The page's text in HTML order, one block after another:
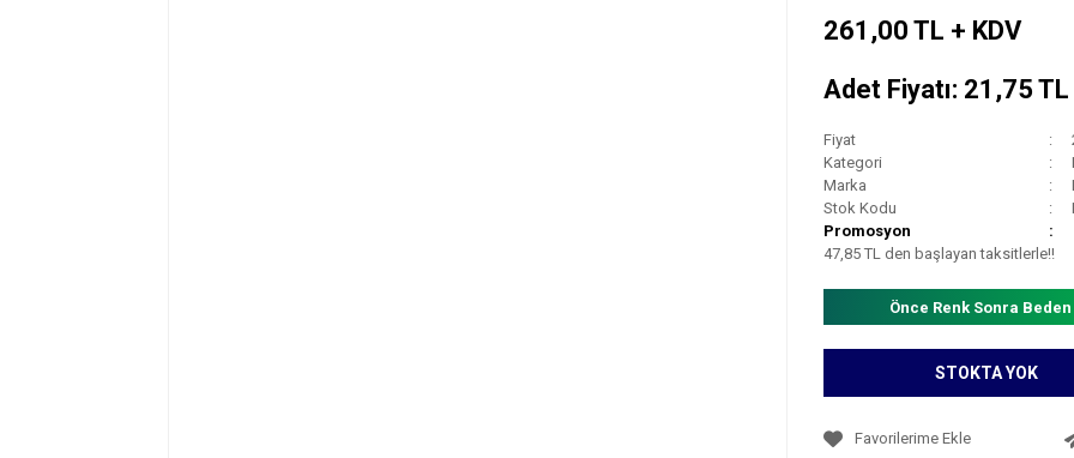
261,00 TL + KDV
Adet Fiyatı: 21,75 TL
Fiyat
Kategori
Marka
Stok Kodu
Promosyon
47,85 TL den başlayan taksitlerle!!
Önce Renk Sonra
STOKTA YOK